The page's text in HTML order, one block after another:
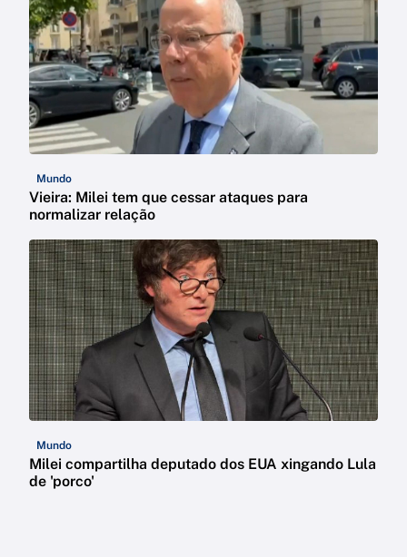
Mundo
Vieira: Milei tem que cessar ataques para
normalizar relação
Mundo
Milei compartilha deputado dos EUA xingando Lula
de 'porco'